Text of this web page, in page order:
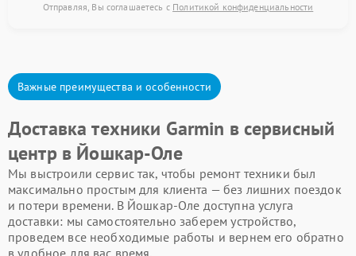
Отправляя, Вы соглашаетесь с Политикой конфиденциальности
Важные преимущества и особенности
Доставка техники Garmin в сервисный
центр в Йошкар-Оле
Мы выстроили сервис так, чтобы ремонт техники был
максимально простым для клиента — без лишних поездок
и потери времени. В Йошкар-Оле доступна услуга
доставки: мы самостоятельно заберем устройство,
проведем все необходимые работы и вернем его обратно
в удобное для вас время.